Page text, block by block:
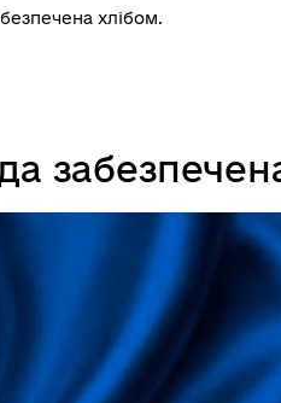
хлібом.